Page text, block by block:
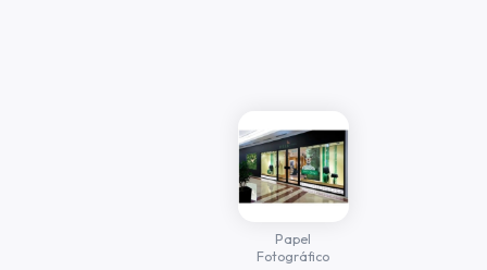
Papel
Fotográfico